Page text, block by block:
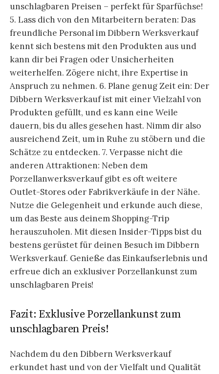
unschlagbaren Preisen – perfekt für Sparfüchse!
5. Lass dich von den Mitarbeitern beraten: Das
freundliche Personal im Dibbern Werksverkauf
kennt sich bestens mit den Produkten aus und
kann dir bei Fragen oder Unsicherheiten
weiterhelfen. Zögere nicht, ihre Expertise in
Anspruch zu nehmen. 6. Plane genug Zeit ein: Der
Dibbern Werksverkauf ist mit einer Vielzahl von
Produkten gefüllt, und es kann eine Weile
dauern, bis du alles gesehen hast. Nimm dir also
ausreichend Zeit, um in Ruhe zu stöbern und die
Schätze zu entdecken. 7. Verpasse nicht die
anderen Attraktionen: Neben dem
Porzellanwerksverkauf gibt es oft weitere
Outlet-Stores oder Fabrikverkäufe in der Nähe.
Nutze die Gelegenheit und erkunde auch diese,
um das Beste aus deinem Shopping-Trip
herauszuholen. Mit diesen Insider-Tipps bist du
bestens gerüstet für deinen Besuch im Dibbern
Werksverkauf. Genieße das Einkaufserlebnis und
erfreue dich an exklusiver Porzellankunst zum
unschlagbaren Preis!
Fazit: Exklusive Porzellankunst zum
unschlagbaren Preis!
Nachdem du den Dibbern Werksverkauf
erkundet hast und von der Vielfalt und Qualität